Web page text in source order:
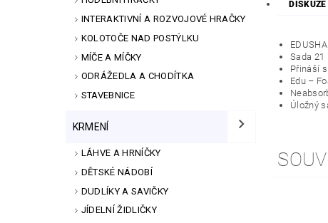
INTERAKTIVNÍ A ROZVOJOVÉ HRAČKY
KOLOTOČE NAD POSTÝLKU
MÍČE A MÍČKY
ODRÁŽEDLA A CHODÍTKA
STAVEBNICE
KRMENÍ
LÁHVE A HRNÍČKY
DĚTSKÉ NÁDOBÍ
DUDLÍKY A SAVIČKY
JÍDELNÍ ŽIDLIČKY
DISKUZE
Sada 21
Přináší
Edu –
Úložný